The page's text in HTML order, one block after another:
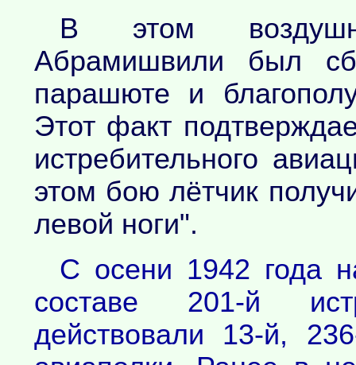
В этом
Абрамишвили был
парашюте и
Этот факт
истребительного
этом бою лётчик
левой ноги".
С осени 1942 года
составе 201-й
действовали 13-й,